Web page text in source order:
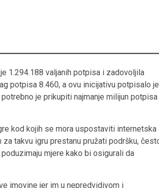
1.294.188 valjanih potpisa i zadovoljila
potpisa 8.460, a ovu inicijativu potpisalo je
je prikupiti najmanje milijun
kod kojih se mora uspostaviti internetska
takvu igru prestanu pružati podršku,
mjere kako bi osigurali da
imovine jer im u nepredvidivom i